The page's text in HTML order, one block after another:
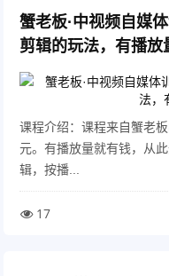
蟹老板·中视频自媒
剪辑的玩法，有播放
课程介绍：课程来自蟹老
元。有播放量就有钱，从
辑，按播...
17